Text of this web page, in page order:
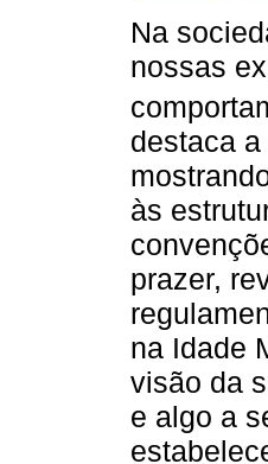
Na
nossas
destaca
às
prazer,
na Idade
visão da
e algo a